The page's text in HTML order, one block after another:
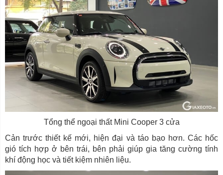
Tổng thể ngoại thất Mini Cooper 3 cửa
Cản trước thiết kế mới, hiện đại và táo bạo hơn. Các hốc
gió tích hợp ở bên trái, bên phải giúp gia tăng cường tính
khí động học và tiết kiệm nhiên liệu.